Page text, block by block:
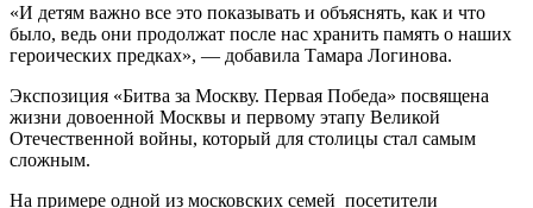
«И детям важно все это показывать и объяснять, как и что
было, ведь они продолжат после нас хранить память о наших
героических предках», — добавила Тамара Логинова.
Экспозиция «Битва за Москву. Первая Победа» посвящена
жизни довоенной Москвы и первому этапу Великой
Отечественной войны, который для столицы стал самым
сложным.
На примере одной из московских семей посетители